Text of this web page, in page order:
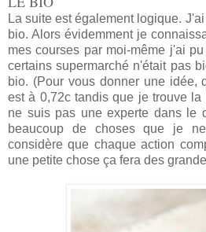
La suite est également logique.
bio. Alors évidemment je
mes courses par moi-même j'ai
certains supermarché n'était pas
bio. (Pour vous donner une idée,
est à 0,72c tandis que je trouve
ne suis pas une experte dans le
beaucoup de choses que je
considère que chaque action
une petite chose ça fera des